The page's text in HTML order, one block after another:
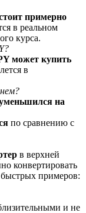
примерно
в реальном
курса.
может купить
в
на
по сравнению с
в верхней
конвертировать
быстрых примеров:
и не